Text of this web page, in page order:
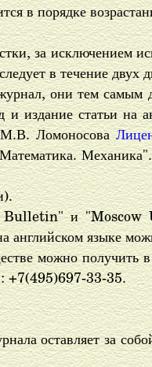
в порядке
за исключением
в течение двух
они тем самым
издание статьи
М.В. Ломоносова
и "Moscow
английском языке
можно получить
+7(495)697-33-35.
оставляет за